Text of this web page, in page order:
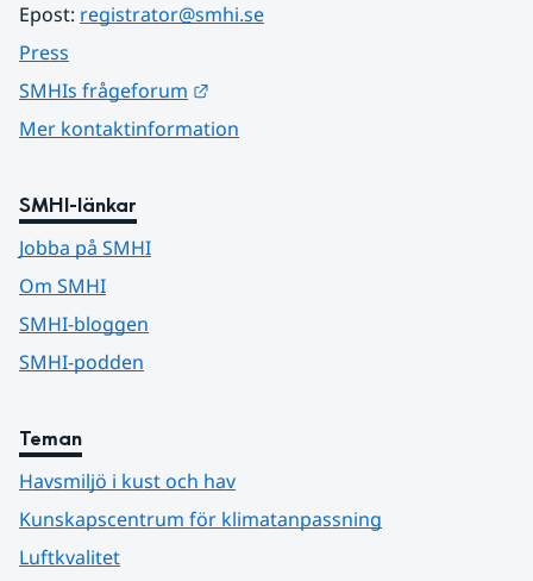
Epost: registrator@smhi.se
Press
SMHIs frågeforum
Mer kontaktinformation
SMHI-länkar
Jobba på SMHI
Om SMHI
SMHI-bloggen
SMHI-podden
Teman
Havsmiljö i kust och hav
Kunskapscentrum för klimatanpassning
Luftkvalitet